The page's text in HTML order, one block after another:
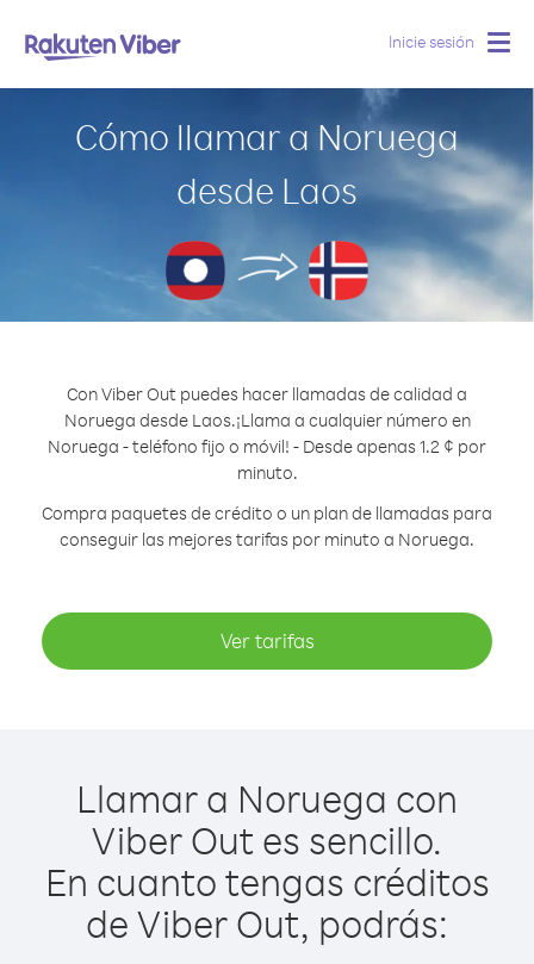
Inicie sesión
Cómo llamar a Noruega
desde Laos
Con Viber Out puedes hacer llamadas de calidad a
Noruega desde Laos.¡Llama a cualquier número en
Noruega - teléfono fijo o móvil! - Desde apenas 1.2 ¢ por
minuto.
Compra paquetes de crédito o un plan de llamadas para
conseguir las mejores tarifas por minuto a Noruega.
Ver tarifas
Llamar a Noruega con
Viber Out es sencillo.
En cuanto tengas créditos
de Viber Out, podrás: